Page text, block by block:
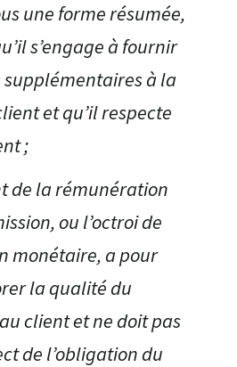
une forme résumée,
s’engage à fournir
supplémentaires à la
et qu’il respecte
;
de la rémunération
ou l’octroi de
monétaire, a pour
la qualité du
client et ne doit pas
de l’obligation du